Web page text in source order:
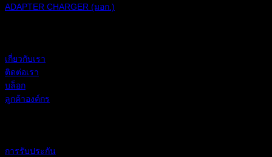
ADAPTER CHARGER (มอก.)
เกี่ยวกับเรา
ติดต่อเรา
บล็อก
ลูกค้าองค์กร
การรับประกัน